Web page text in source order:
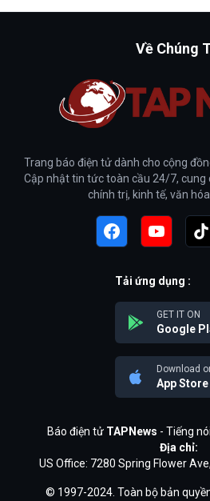
Về Chúng
Trang báo điện tử dành cho cộng
Cập nhật tin tức toàn cầu 24/7,
chính trị, kinh tế, văn
Tải ứng dụng :
GET IT ON
Google
Download
App Store
Báo điện tử TAPNews - Tiếng
Địa chỉ:
US Office: 7280 Spring Flower
© 1997-2024. Toàn bộ bản